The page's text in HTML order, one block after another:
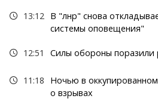
13:12 В "лнр" снова
системы оповещения"
12:51 Силы обороны поразили
11:18
Ночью в
о взрывах